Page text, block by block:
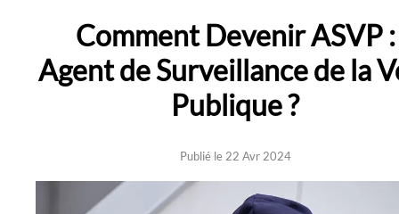
Comment Devenir ASVP :
Agent de Surveillance de la
Publique ?
Publié le 22 Avr 2024